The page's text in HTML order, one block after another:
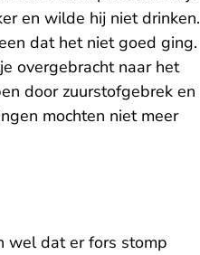
en wilde hij niet drinken.
dat het niet goed ging.
overgebracht naar het
door zuurstofgebrek en
mochten niet meer
wel dat er fors stomp